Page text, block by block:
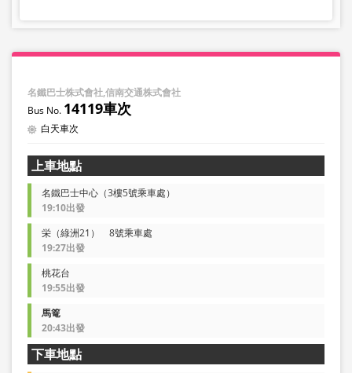
名鐵巴士株式會社,信南交通株式會社
14119車次
白天車次
上車地點
名鐵巴士中心（3樓5號乘車處）
19:10出發
栄（綠洲21） 8號乘車處
19:27出發
桃花台
19:55出發
馬篭
20:43出發
下車地點